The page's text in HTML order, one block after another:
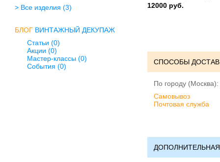
> Все изделия (3)
БЛОГ ВИНТАЖНЫЙ ДЕКУПАЖ
Статьи (0)
Акции (0)
Мастер-классы (0)
События (0)
12000 руб.
СПОСОБЫ
По городу (Москва):
Cамовывоз
Почтовая служба